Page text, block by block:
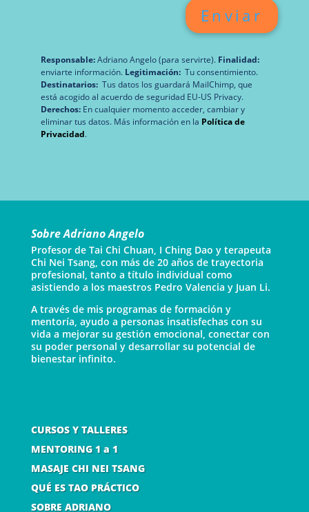
Enviar
Responsable:Adriano Angelo (para servirte). Finalidad:
enviarte información. Legitimación: Tu consentimiento.
Destinatarios: Tus datos los guardará MailChimp, que
está acogido al acuerdo de seguridad EU-US Privacy.
Derechos: En cualquier momento acceder, cambiar y
eliminar tus datos. Más información en la Política de
Privacidad.
Sobre Adriano Angelo
Profesor de Tai Chi Chuan, I Ching Dao y terapeuta
Chi Nei Tsang, con más de 20 años de trayectoria
profesional, tanto a título individual como
asistiendo a los maestros Pedro Valencia y Juan Li.
A través de mis programas de formación y
mentoría, ayudo a personas insatisfechas con su
vida a mejorar su gestión emocional, conectar con
su poder personal y desarrollar su potencial de
bienestar infinito.
CURSOS Y TALLERES
MENTORING 1 a 1
MASAJE CHI NEI TSANG
QUÉ ES TAO PRÁCTICO
SOBRE ADRIANO